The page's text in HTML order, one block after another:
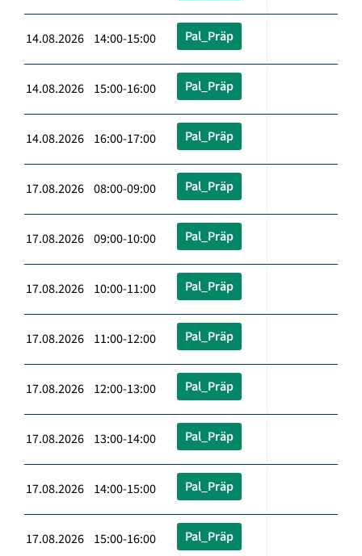
14.08.2026 14:00-15:00 Pal_Präp
14.08.2026 15:00-16:00 Pal_Präp
14.08.2026 16:00-17:00 Pal_Präp
17.08.2026 08:00-09:00 Pal_Präp
17.08.2026 09:00-10:00 Pal_Präp
17.08.2026 10:00-11:00 Pal_Präp
17.08.2026 11:00-12:00 Pal_Präp
17.08.2026 12:00-13:00 Pal_Präp
17.08.2026 13:00-14:00 Pal_Präp
17.08.2026 14:00-15:00 Pal_Präp
17.08.2026 15:00-16:00 Pal_Präp